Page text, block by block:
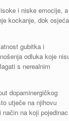
i niske emocije, a
kockanje, dok
gubitka i
odluka koje
s nerealnim
dopaminergičkog
utječe na njihovu
na koji pojedinac